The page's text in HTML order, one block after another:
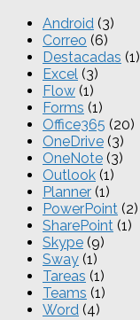
Android (3)
Correo (6)
Destacadas (1)
Excel (3)
Flow (1)
Forms (1)
Office365 (20)
OneDrive (3)
OneNote (3)
Outlook (1)
Planner (1)
PowerPoint (2)
SharePoint (1)
Skype (9)
Sway (1)
Tareas (1)
Teams (1)
Word (4)